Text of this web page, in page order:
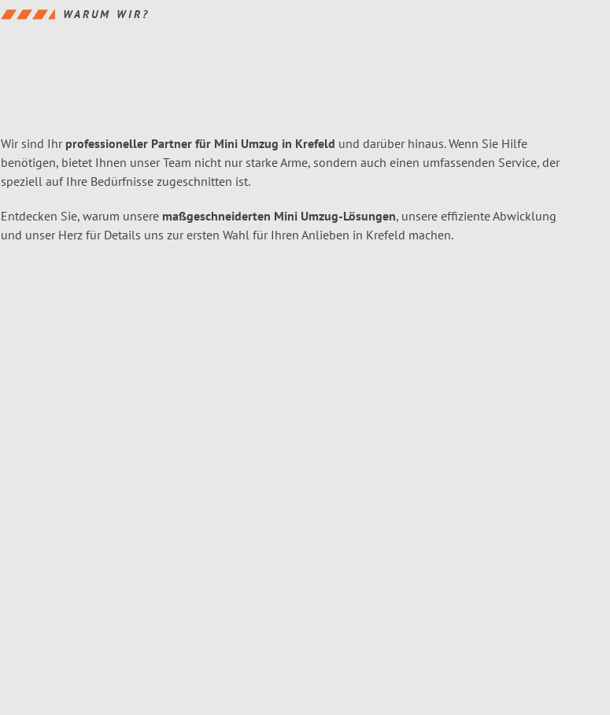
WARUM WIR?
Wir sind Ihr professioneller Partner für Mini Umzug in Krefeld und darüber hinaus. Wenn Sie Hilfe
benötigen, bietet Ihnen unser Team nicht nur starke Arme, sondern auch einen umfassenden Service, der
speziell auf Ihre Bedürfnisse zugeschnitten ist.
Entdecken Sie, warum unsere maßgeschneiderten Mini Umzug-Lösungen, unsere effiziente Abwicklung
und unser Herz für Details uns zur ersten Wahl für Ihren Anlieben in Krefeld machen.